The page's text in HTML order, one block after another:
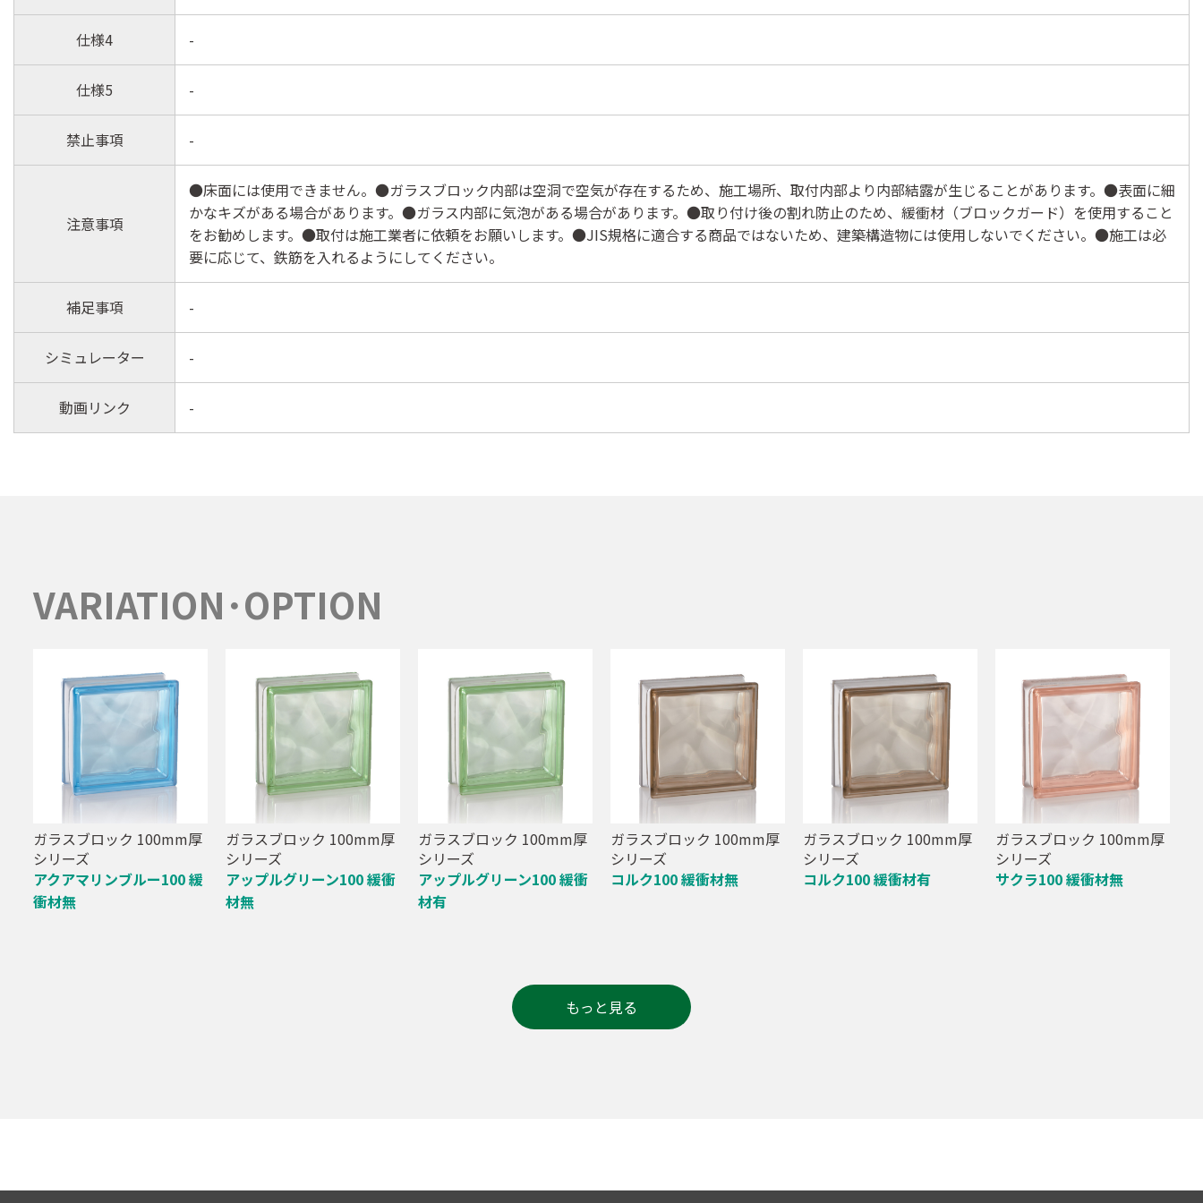
仕様4 -
仕様5 -
禁止事項 -
注意事項
●床面には使用できません。●ガラスブロック内部は空洞で空気が存在するため、施工場所、取付内部より内部結露が生じることがあります。●表面に細
かなキズがある場合があります。●ガラス内部に気泡がある場合があります。●取り付け後の割れ防止のため、緩衝材（ブロックガード）を使用すること
をお勧めします。●取付は施工業者に依頼をお願いします。●JIS規格に適合する商品ではないため、建築構造物には使用しないでください。●施工は必
要に応じて、鉄筋を入れるようにしてください。
補足事項 -
シミュレーター -
動画リンク -
VARIATION･OPTION
ガラスブロック 100mm厚
シリーズ
アクアマリンブルー100 緩
衝材無
ガラスブロック 100mm厚
シリーズ
アップルグリーン100 緩衝
材無
ガラスブロック 100mm厚
シリーズ
アップルグリーン100 緩衝
材有
ガラスブロック 100mm厚
シリーズ
コルク100 緩衝材無
ガラスブロック 100mm厚
シリーズ
コルク100 緩衝材有
ガラスブロック 100mm厚
シリーズ
サクラ100 緩衝材無
もっと見る